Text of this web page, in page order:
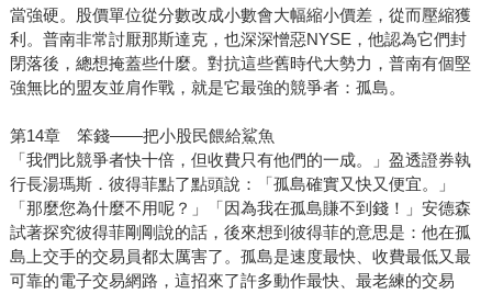
當強硬。股價單位從分數改成小數會大幅縮小價差，從而壓縮獲
利。普南非常討厭那斯達克，也深深憎惡NYSE，他認為它們封
閉落後，總想掩蓋些什麼。對抗這些舊時代大勢力，普南有個堅
強無比的盟友並肩作戰，就是它最強的競爭者：孤島。
第14章 笨錢——把小股民餵給鯊魚
「我們比競爭者快十倍，但收費只有他們的一成。」盈透證券執
行長湯瑪斯．彼得菲點了點頭說：「孤島確實又快又便宜。」
「那麼您為什麼不用呢？」「因為我在孤島賺不到錢！」安德森
試著探究彼得菲剛剛說的話，後來想到彼得菲的意思是：他在孤
島上交手的交易員都太厲害了。孤島是速度最快、收費最低又最
可靠的電子交易網路，這招來了許多動作最快、最老練的交易